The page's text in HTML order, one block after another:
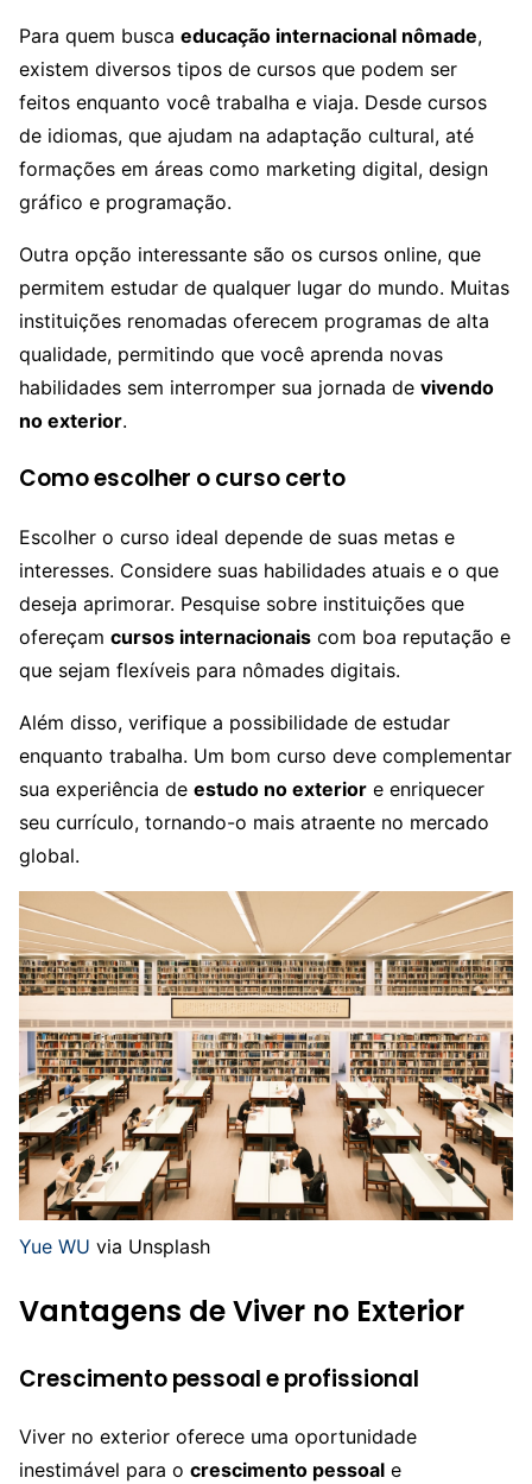
Para quem busca educação internacional nômade,
existem diversos tipos de cursos que podem ser
feitos enquanto você trabalha e viaja. Desde cursos
de idiomas, que ajudam na adaptação cultural, até
formações em áreas como marketing digital, design
gráfico e programação.
Outra opção interessante são os cursos online, que
permitem estudar de qualquer lugar do mundo. Muitas
instituições renomadas oferecem programas de alta
qualidade, permitindo que você aprenda novas
habilidades sem interromper sua jornada de vivendo
no exterior.
Como escolher o curso certo
Escolher o curso ideal depende de suas metas e
interesses. Considere suas habilidades atuais e o que
deseja aprimorar. Pesquise sobre instituições que
ofereçam cursos internacionais com boa reputação e
que sejam flexíveis para nômades digitais.
Além disso, verifique a possibilidade de estudar
enquanto trabalha. Um bom curso deve complementar
sua experiência de estudo no exterior e enriquecer
seu currículo, tornando-o mais atraente no mercado
global.
Yue WU via Unsplash
Vantagens de Viver no Exterior
Crescimento pessoal e profissional
Viver no exterior oferece uma oportunidade
inestimável para o crescimento pessoal e